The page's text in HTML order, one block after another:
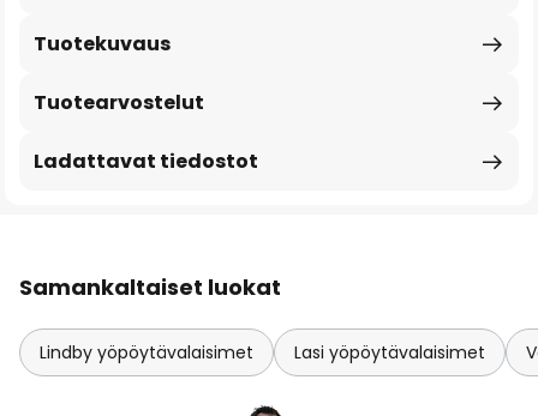
Tuotekuvaus
Tuotearvostelut
Ladattavat tiedostot
Samankaltaiset luokat
Lindby yöpöytävalaisimet Lasi yöpöytävalaisimet